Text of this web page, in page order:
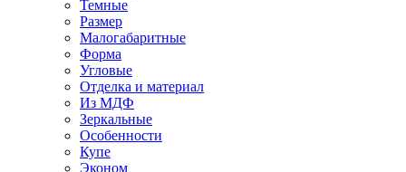
Темные
Размер
Малогабаритные
Форма
Угловые
Отделка и материал
Из МДФ
Зеркальные
Особенности
Купе
Эконом